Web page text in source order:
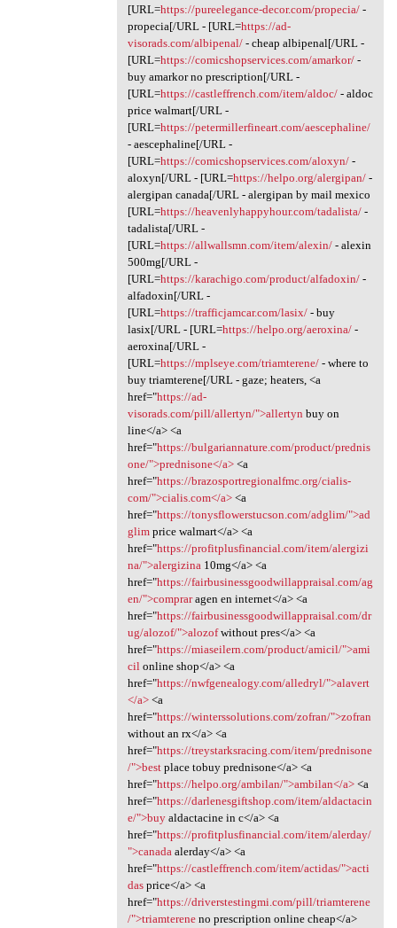
[URL=https://pureelegance-decor.com/propecia/-
propecia[/URL - [URL=https://ad-
visorads.com/albipenal/- cheap albipenal[/URL -
[URL=https://comicshopservices.com/amarkor/-
buy amarkor no prescription[/URL -
[URL=https://castleffrench.com/item/aldoc/- aldoc
price walmart[/URL -
[URL=https://petermillerfineart.com/aescephaline/
- aescephaline[/URL -
[URL=https://comicshopservices.com/aloxyn/-
aloxyn[/URL - [URL=https://helpo.org/alergipan/-
alergipan canada[/URL - alergipan by mail mexico
[URL=https://heavenlyhappyhour.com/tadalista/-
tadalista[/URL -
[URL=https://allwallsmn.com/item/alexin/- alexin
500mg[/URL -
[URL=https://karachigo.com/product/alfadoxin/-
alfadoxin[/URL -
[URL=https://trafficjamcar.com/lasix/- buy
lasix[/URL - [URL=https://helpo.org/aeroxina/-
aeroxina[/URL -
[URL=https://mplseye.com/triamterene/- where to
buy triamterene[/URL - gaze; heaters, <a
href="https://ad-
visorads.com/pill/allertyn/">allertyn buy on
line</a> <a
href="https://bulgariannature.com/product/prednis
one/">prednisone</a><a
href="https://brazosportregionalfmc.org/cialis-
com/">cialis.com</a><a
href="https://tonysflowerstucson.com/adglim/">ad
glimprice walmart</a> <a
href="https://profitplusfinancial.com/item/alergizi
na/">alergizina10mg</a> <a
href="https://fairbusinessgoodwillappraisal.com/ag
en/">compraragen en internet</a> <a
href="https://fairbusinessgoodwillappraisal.com/dr
ug/alozof/">alozofwithout pres</a> <a
href="https://miaseilern.com/product/amicil/">ami
cilonline shop</a> <a
href="https://nwfgenealogy.com/alledryl/">alavert
</a><a
href="https://winterssolutions.com/zofran/">zofran
without an rx</a> <a
href="https://treystarksracing.com/item/prednisone
/">bestplace tobuy prednisone</a> <a
href="https://helpo.org/ambilan/">ambilan</a><a
href="https://darlenesgiftshop.com/item/aldactacin
e/">buyaldactacine in c</a> <a
href="https://profitplusfinancial.com/item/alerday/
">canadaalerday</a> <a
href="https://castleffrench.com/item/actidas/">acti
dasprice</a> <a
href="https://driverstestingmi.com/pill/triamterene
/">triamtereneno prescription online cheap</a>